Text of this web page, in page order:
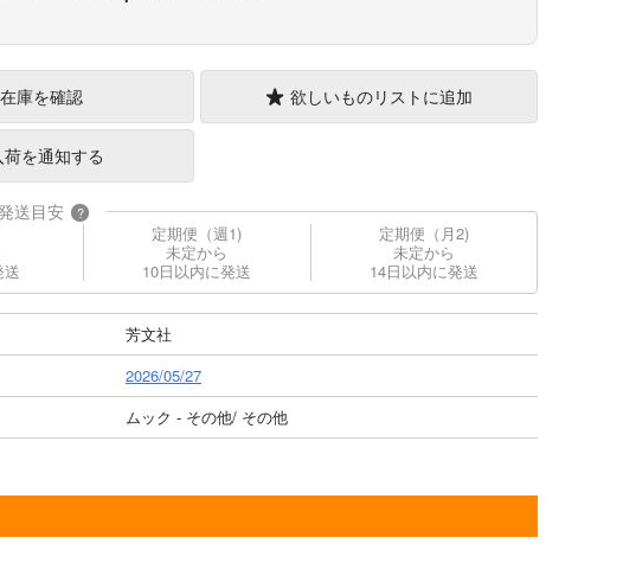
庫を確認 欲しいものリストに追加
を通知する
送目安 ?
送
定期便（週1)
未定から
10日以内に発送
定期便（月2)
未定から
14日以内に発送
芳文社
2026/05/27
ムック - その他/ その他